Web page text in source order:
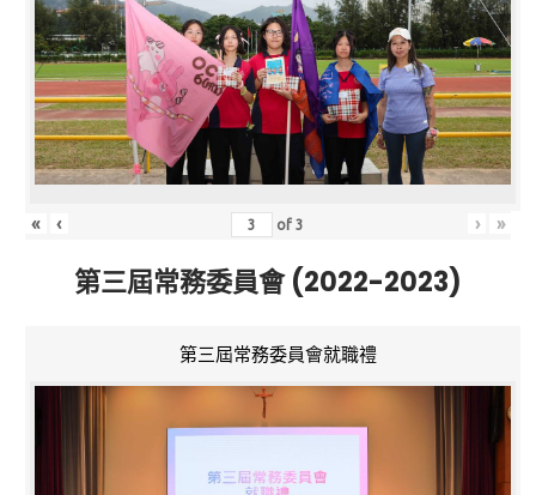
« ‹ of3 › »
第三屆常務委員會 (2022-2023)
第三屆常務委員會就職禮